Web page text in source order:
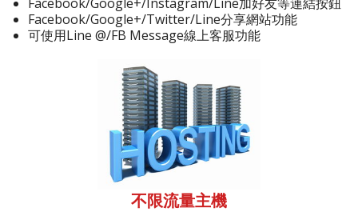
Facebook/Google+/Twitter/Line分享網站功能
可使用Line @/FB Message線上客服功能
不限流量主機